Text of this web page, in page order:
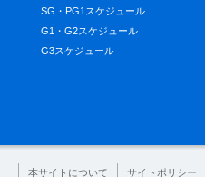
SG・PG1スケジュール
G1・G2スケジュール
G3スケジュール
本サイトについて サイトポリシー